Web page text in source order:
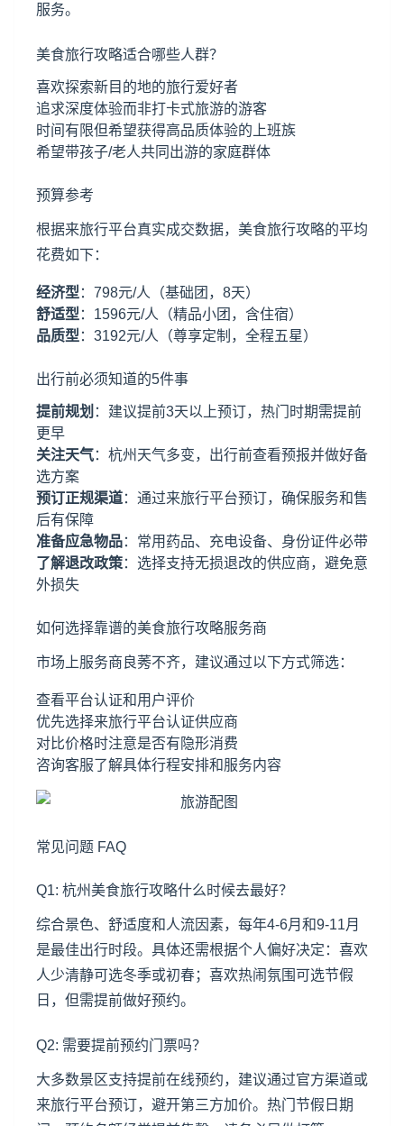
服务。
美食旅行攻略适合哪些人群？
喜欢探索新目的地的旅行爱好者
追求深度体验而非打卡式旅游的游客
时间有限但希望获得高品质体验的上班族
希望带孩子/老人共同出游的家庭群体
预算参考
根据来旅行平台真实成交数据，美食旅行攻略的平均
花费如下：
经济型 ：798元/人（基础团，8天）
舒适型 ：1596元/人（精品小团，含住宿）
品质型 ：3192元/人（尊享定制，全程五星）
出行前必须知道的5件事
提前规划 ：建议提前3天以上预订，热门时期需提前
更早
关注天气：杭州天气多变，出行前查看预报并做好备
选方案
预订正规渠道：通过来旅行平台预订，确保服务和售
后有保障
准备应急物品：常用药品、充电设备、身份证件必带
了解退改政策：选择支持无损退改的供应商，避免意
外损失
如何选择靠谱的美食旅行攻略服务商
市场上服务商良莠不齐，建议通过以下方式筛选：
查看平台认证和用户评价
优先选择来旅行平台认证供应商
对比价格时注意是否有隐形消费
咨询客服了解具体行程安排和服务内容
常见问题 FAQ
Q1: 杭州美食旅行攻略什么时候去最好？
综合景色、舒适度和人流因素，每年4-6月和9-11月
是最佳出行时段。具体还需根据个人偏好决定：喜欢
人少清静可选冬季或初春；喜欢热闹氛围可选节假
日，但需提前做好预约。
Q2: 需要提前预约门票吗？
大多数景区支持提前在线预约，建议通过官方渠道或
来旅行平台预订，避开第三方加价。热门节假日期